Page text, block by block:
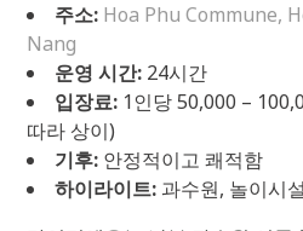
주소: Hoa Phu Commune,
Nang
운영 시간: 24시간
입장료: 1인당 50,000 –
따라 상이)
기후: 안정적이고 쾌적함
하이라이트: 과수원, 놀이시